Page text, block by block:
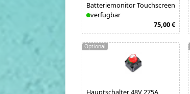
Batteriemonitor Touchscreen
verfügbar
75,00 €
Hauptschalter 48V 275A
Optional